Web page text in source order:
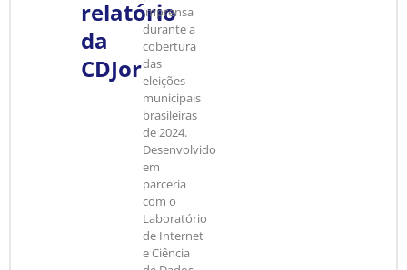
relatório
da
CDJor
imprensa
durante a
cobertura
das
eleições
municipais
brasileiras
de 2024.
Desenvolvido
em
parceria
com o
Laboratório
de Internet
e Ciência